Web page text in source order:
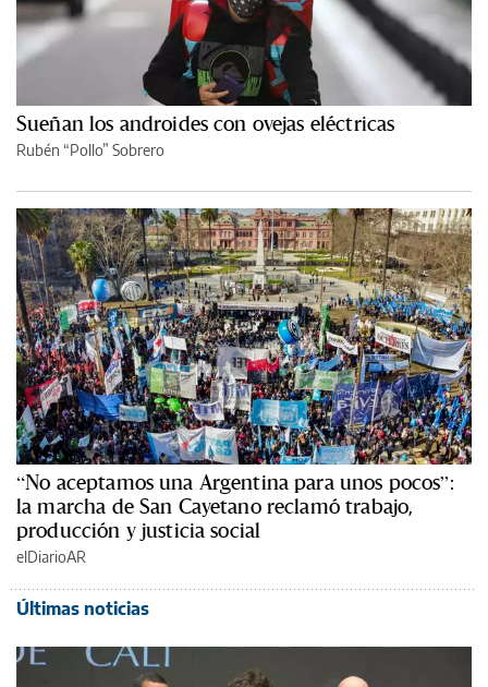
Sueñan los androides con ovejas eléctricas
Rubén “Pollo” Sobrero
“No aceptamos una Argentina para unos pocos”:
la marcha de San Cayetano reclamó trabajo,
producción y justicia social
elDiarioAR
Últimas noticias